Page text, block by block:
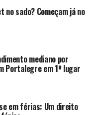
no sado? Começam já no
mediano por
Portalegre em 1º lugar
em férias: Um direito